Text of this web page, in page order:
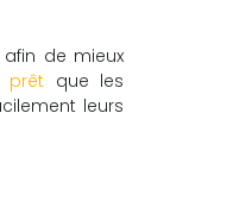
de mieux
prêt que les
leurs